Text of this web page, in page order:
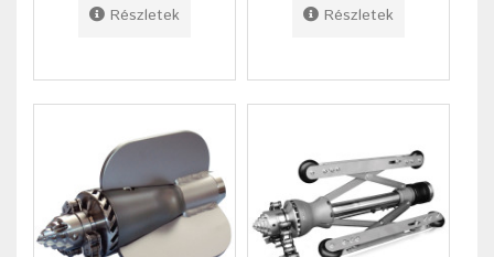
Részletek
Részletek